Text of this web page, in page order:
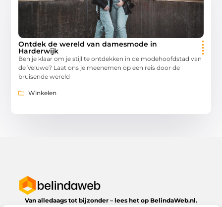
Ontdek de wereld van damesmode in
Harderwijk
Ben je klaar om je stijl te ontdekken in de modehoofdstad van
de Veluwe? Laat ons je meenemen op een reis door de
bruisende wereld
Winkelen
Van alledaags tot bijzonder – lees het op BelindaWeb.nl.